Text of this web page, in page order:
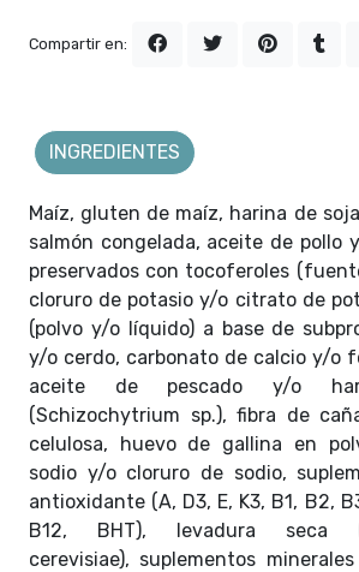
Compartir en:
Maíz, gluten de maíz, harina de
salmón congelada, aceite de pollo
preservados con tocoferoles
cloruro de potasio y/o citrato de
(polvo y/o líquido) a base de
y/o cerdo, carbonato de calcio y/o
aceite de pescado y/o
(Schizochytrium sp.), fibra de
celulosa, huevo de gallina en
sodio y/o cloruro de sodio,
antioxidante (A, D3, E, K3, B1, B2,
B12, BHT), levadura seca
cerevisiae), suplementos
INGREDIENTES